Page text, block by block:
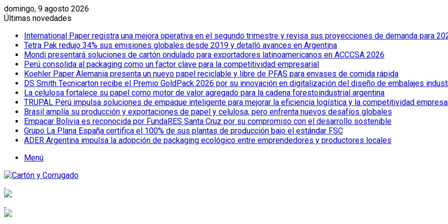
domingo, 9 agosto 2026
Últimas novedades
International Paper registra una mejora operativa en el segundo trimestre y revisa sus proyecciones de demanda para
Tetra Pak redujo 34% sus emisiones globales desde 2019 y detalló avances en Argentina
Mondi presentará soluciones de cartón ondulado para exportadores latinoamericanos en ACCCSA 2026
Perú consolida al packaging como un factor clave para la competitividad empresarial
Koehler Paper Alemania presenta un nuevo papel reciclable y libre de PFAS para envases de comida rápida
DS Smith Tecnicarton recibe el Premio GoldPack 2026 por su innovación en digitalización del diseño de embalajes
La celulosa fortalece su papel como motor de valor agregado para la cadena forestoindustrial argentina
TRUPAL Perú impulsa soluciones de empaque inteligente para mejorar la eficiencia logística y la competitividad
Brasil amplía su producción y exportaciones de papel y celulosa, pero enfrenta nuevos desafíos globales
Empacar Bolivia es reconocida por FundaRES Santa Cruz por su compromiso con el desarrollo sostenible
Grupo La Plana España certifica el 100% de sus plantas de producción bajo el estándar FSC
ADER Argentina impulsa la adopción de packaging ecológico entre emprendedores y productores locales
Menú